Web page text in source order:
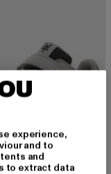
experience,
and to
and
to extract data